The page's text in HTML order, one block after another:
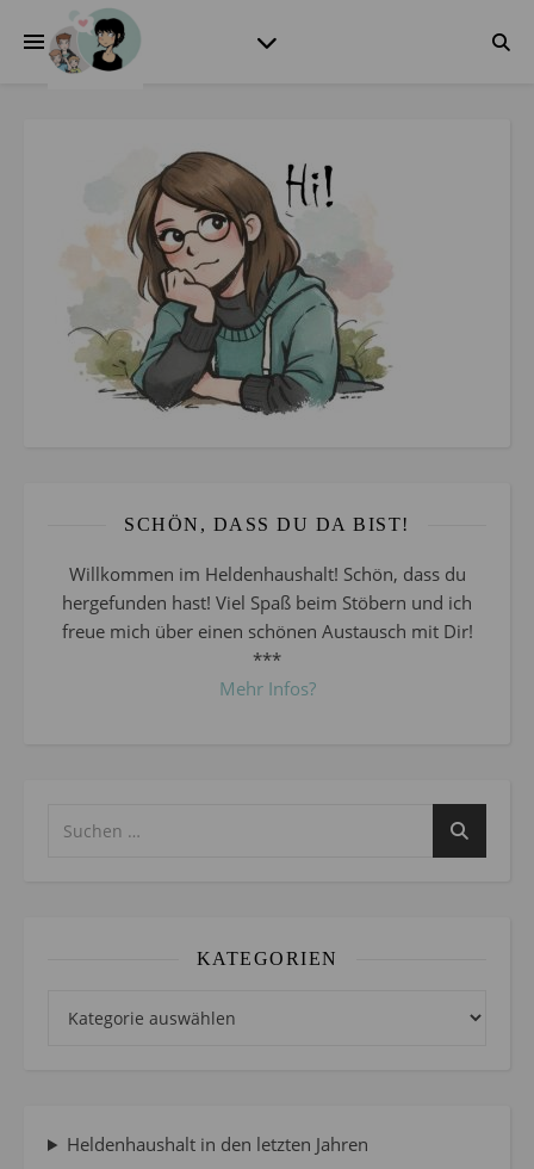
SCHÖN, DASS DU DA BIST!
Willkommen im Heldenhaushalt! Schön, dass du
hergefunden hast! Viel Spaß beim Stöbern und ich
freue mich über einen schönen Austausch mit Dir!
***
Mehr Infos?
KATEGORIEN
Heldenhaushalt in den letzten Jahren